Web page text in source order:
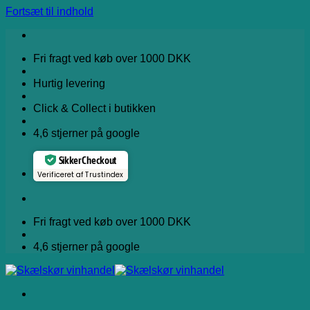
Fortsæt til indhold
Fri fragt ved køb over 1000 DKK
Hurtig levering
Click & Collect i butikken
4,6 stjerner på google
Sikker Checkout
Verificeret af Trustindex
Fri fragt ved køb over 1000 DKK
4,6 stjerner på google